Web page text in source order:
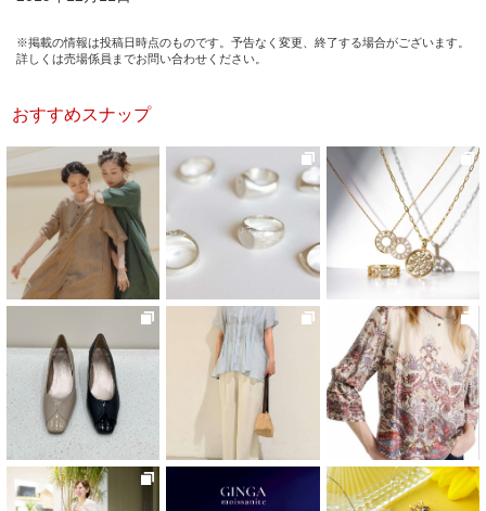
※掲載の情報は投稿日時点のものです。予告なく変更、終了する場合がございます。
詳しくは売場係員までお問い合わせください。
おすすめスナップ